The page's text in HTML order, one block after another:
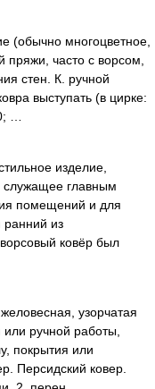
(обычно многоцветное,
пряжи, часто с ворсом,
стен. К. ручной
выступать (в цирке:
…
изделие,
служащее главным
помещений и для
из
ковёр был
узорчатая
ручной работы,
покрытия или
Персидский ковер.